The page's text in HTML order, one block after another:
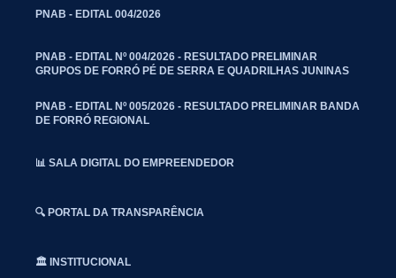
PNAB - EDITAL 004/2026
PNAB - EDITAL Nº 004/2026 - RESULTADO PRELIMINAR
GRUPOS DE FORRÓ PÉ DE SERRA E QUADRILHAS JUNINAS
PNAB - EDITAL Nº 005/2026 - RESULTADO PRELIMINAR BANDA
DE FORRÓ REGIONAL
📊 SALA DIGITAL DO EMPREENDEDOR
🔍 PORTAL DA TRANSPARÊNCIA
🏛️ INSTITUCIONAL